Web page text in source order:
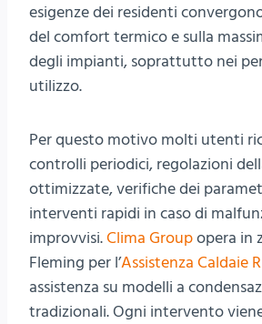
esigenze dei residenti
del comfort termico e sulla
degli impianti, soprattutto nei
utilizzo.
Per questo motivo molti utenti
controlli periodici, regolazioni
ottimizzate, verifiche dei
interventi rapidi in caso di
improvvisi.Clima Groupopera in
Fleming per l’Assistenza Caldaie
assistenza su modelli a
tradizionali. Ogni intervento